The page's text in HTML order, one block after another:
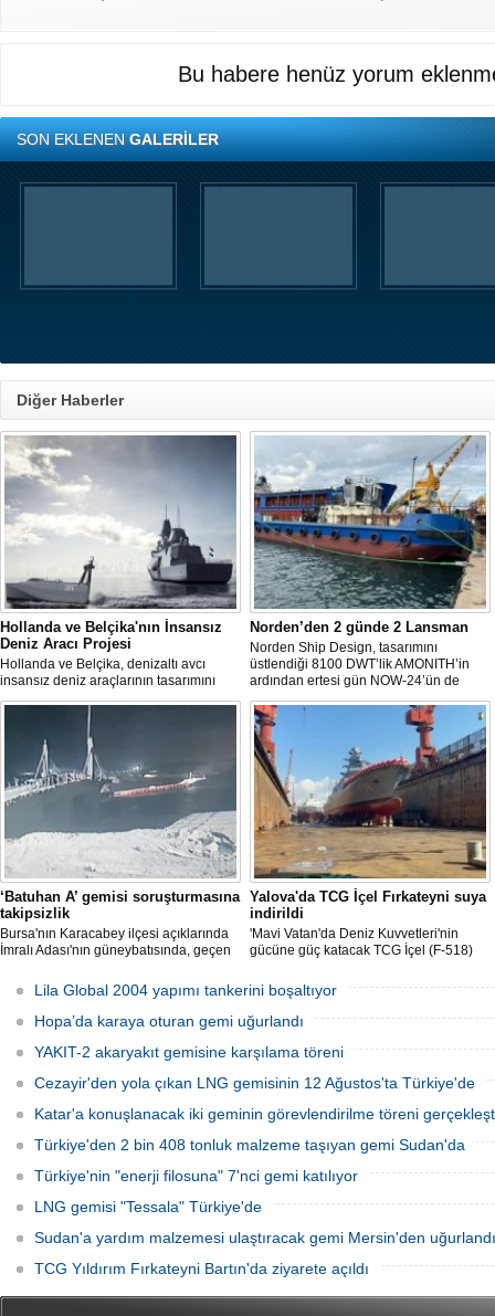
Bu habere henüz yorum
SON EKLENENGALERİLER
Diğer Haberler
Hollanda ve Belçika'nın İnsansız
Deniz Aracı Projesi
Hollanda ve Belçika, denizaltı avcı
insansız deniz araçlarının tasarımını
başlattı. Proje, 2 ülkenin deniz
kuvvetlerinin gelecekteki denizaltı karşıtı
yeteneklerini desteklemeyi amaçlıyor.
Norden’den 2 günde 2 Lansman
Norden Ship Design, tasarımını
üstlendiği 8100 DWT’lik AMONITH’in
ardından ertesi gün NOW-24’ün de
denize kavuşmasını kutladı.
‘Batuhan A’ gemisi soruşturmasına
takipsizlik
Bursa'nın Karacabey ilçesi açıklarında
İmralı Adası'nın güneybatısında, geçen
batmasıyla ilgili başlatılan soruşturma,
takipsizlikle sonuçlandı.
Yalova'da TCG İçel Fırkateyni suya
indirildi
'Mavi Vatan'da Deniz Kuvvetleri'nin
gücüne güç katacak TCG İçel (F-518)
düzenlenen törenle suya indirildi.
Lila Global 2004 yapımı tankerini boşaltıyor
Hopa’da karaya oturan gemi uğurlandı
YAKIT-2 akaryakıt gemisine karşılama töreni
Cezayir'den yola çıkan LNG gemisinin 12 Ağustos'ta Türkiye'de
Katar'a konuşlanacak iki geminin görevlendirilme töreni
Türkiye'den 2 bin 408 tonluk malzeme taşıyan gemi Sudan'da
Türkiye'nin "enerji filosuna" 7'nci gemi katılıyor
LNG gemisi "Tessala" Türkiye'de
Sudan'a yardım malzemesi ulaştıracak gemi Mersin'den uğurlandı
TCG Yıldırım Fırkateyni Bartın'da ziyarete açıldı